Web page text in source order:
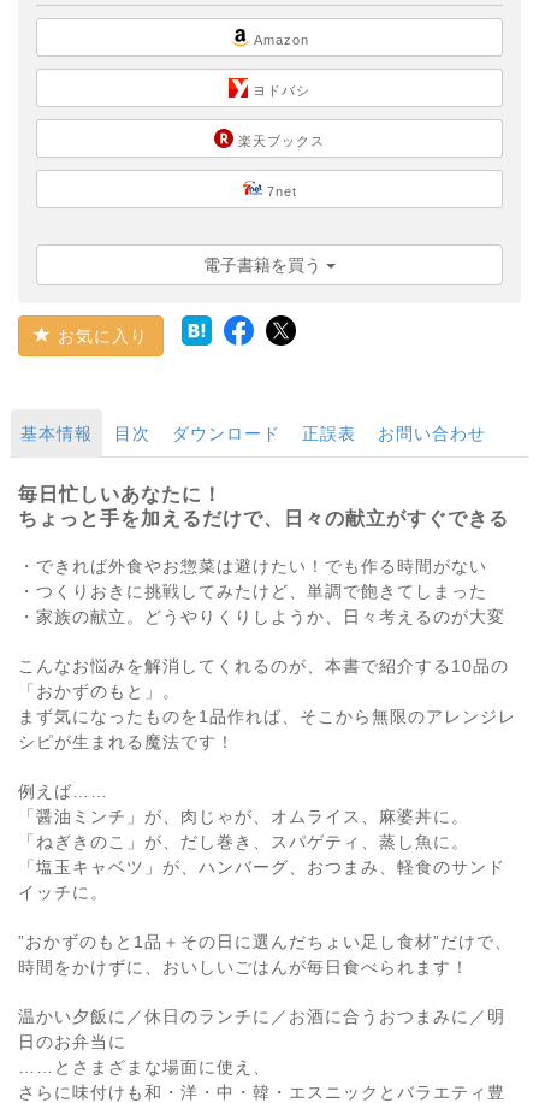
Amazon
ヨドバシ
楽天ブックス
7net
電子書籍を買う
お気に入り
基本情報 目次 ダウンロード 正誤表 お問い合わせ
毎日忙しいあなたに！
ちょっと手を加えるだけで、日々の献立がすぐできる
・できれば外食やお惣菜は避けたい！でも作る時間がない
・つくりおきに挑戦してみたけど、単調で飽きてしまった
・家族の献立。どうやりくりしようか、日々考えるのが大変
こんなお悩みを解消してくれるのが、本書で紹介する10品の
「おかずのもと」。
まず気になったものを1品作れば、そこから無限のアレンジレ
シピが生まれる魔法です！
例えば……
「醤油ミンチ」が、肉じゃが、オムライス、麻婆丼に。
「ねぎきのこ」が、だし巻き、スパゲティ、蒸し魚に。
「塩玉キャベツ」が、ハンバーグ、おつまみ、軽食のサンド
イッチに。
”おかずのもと1品＋その日に選んだちょい足し食材”だけで、
時間をかけずに、おいしいごはんが毎日食べられます！
温かい夕飯に／休日のランチに／お酒に合うおつまみに／明
日のお弁当に
……とさまざまな場面に使え、
さらに味付けも和・洋・中・韓・エスニックとバラエティ豊